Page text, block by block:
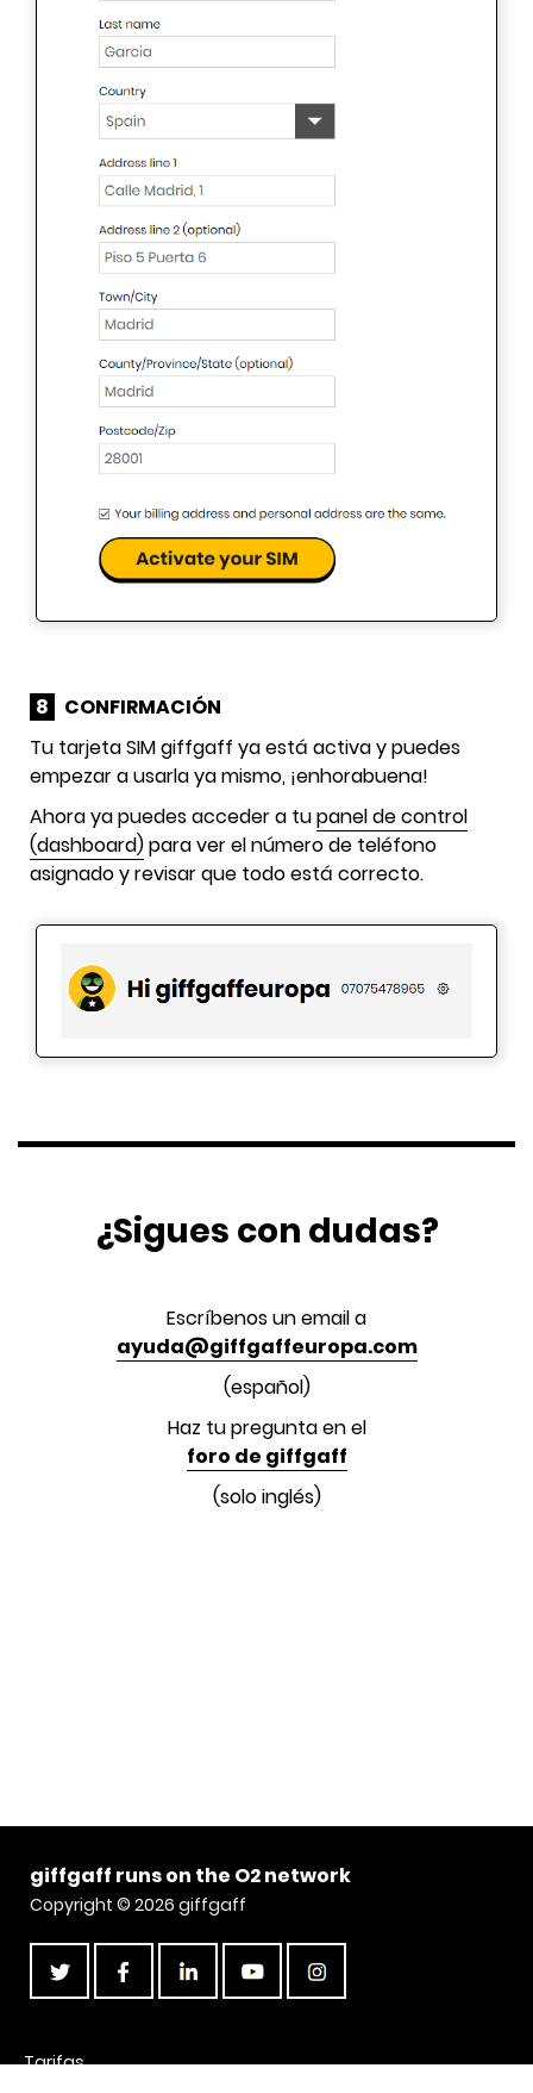
8
CONFIRMACIÓN
Tu tarjeta SIM giffgaff ya está activa y puedes
empezar a usarla ya mismo, ¡enhorabuena!
Ahora ya puedes acceder a tupanel de control
(dashboard)para ver el número de teléfono
asignado y revisar que todo está correcto.
¿Sigues con dudas?
Escríbenos un email a
ayuda@giffgaffeuropa.com
(español)
Haz tu pregunta en el
foro de giffgaff
(solo inglés)
giffgaff runs on the O2 network
Copyright © 2026 giffgaff
Tarifas